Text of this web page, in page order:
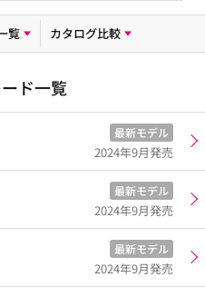
売価格は1,385,640円～
覧 カタログ比較
ド一覧
最新モデル
2024年9月発売
最新モデル
2024年9月発売
最新モデル
2024年9月発売